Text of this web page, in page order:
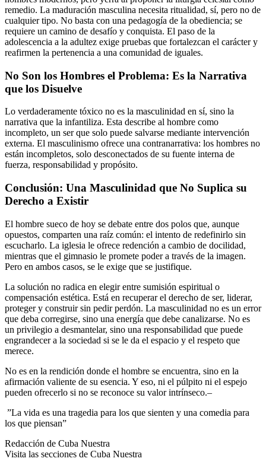
remedio. La maduración masculina necesita ritualidad, sí, pero no de
cualquier tipo. No basta con una pedagogía de la obediencia; se
requiere un camino de desafío y conquista. El paso de la
adolescencia a la adultez exige pruebas que fortalezcan el carácter y
reafirmen la pertenencia a una comunidad de iguales.
No Son los Hombres el Problema: Es la Narrativa
que los Disuelve
Lo verdaderamente tóxico no es la masculinidad en sí, sino la
narrativa que la infantiliza. Esta describe al hombre como
incompleto, un ser que solo puede salvarse mediante intervención
externa. El masculinismo ofrece una contranarrativa: los hombres no
están incompletos, solo desconectados de su fuente interna de
fuerza, responsabilidad y propósito.
Conclusión: Una Masculinidad que No Suplica su
Derecho a Existir
El hombre sueco de hoy se debate entre dos polos que, aunque
opuestos, comparten una raíz común: el intento de redefinirlo sin
escucharlo. La iglesia le ofrece redención a cambio de docilidad,
mientras que el gimnasio le promete poder a través de la imagen.
Pero en ambos casos, se le exige que se justifique.
La solución no radica en elegir entre sumisión espiritual o
compensación estética. Está en recuperar el derecho de ser, liderar,
proteger y construir sin pedir perdón. La masculinidad no es un error
que deba corregirse, sino una energía que debe canalizarse. No es
un privilegio a desmantelar, sino una responsabilidad que puede
engrandecer a la sociedad si se le da el espacio y el respeto que
merece.
No es en la rendición donde el hombre se encuentra, sino en la
afirmación valiente de su esencia. Y eso, ni el púlpito ni el espejo
pueden ofrecerlo si no se reconoce su valor intrínseco.–
”La vida es una tragedia para los que sienten y una comedia para
los que piensan”
Redacción de Cuba Nuestra
Visita las secciones de Cuba Nuestra